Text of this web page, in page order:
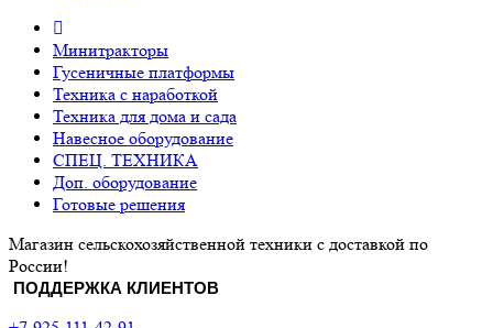
Минитракторы
Гусеничные платформы
Техника с наработкой
Техника для дома и сада
Навесное оборудование
СПЕЦ. ТЕХНИКА
Доп. оборудование
Готовые решения
Магазин сельскохозяйственной техники с доставкой по
России!
ПОДДЕРЖКА КЛИЕНТОВ